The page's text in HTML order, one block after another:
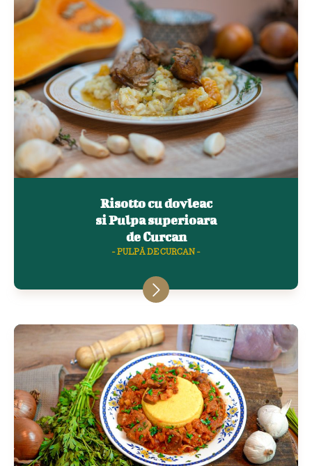
Risotto cu dovleac
si Pulpa superioara
de Curcan
- PULPĂ DE CURCAN -